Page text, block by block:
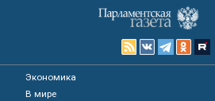
Экономика
В мире